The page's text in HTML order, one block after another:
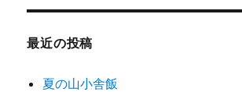
象:
最近の投稿
夏の山小舎飯